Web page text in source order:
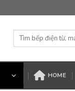
Tìm
HOME